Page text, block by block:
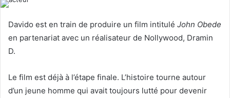
w
o
n
e
i
l
Davido est en train de produire un film intitulé John Obede
en partenariat avec un réalisateur de Nollywood, Dramin
D.
Le film est déjà à l’étape finale. L’histoire tourne autour
d’un jeune homme qui avait toujours lutté pour devenir